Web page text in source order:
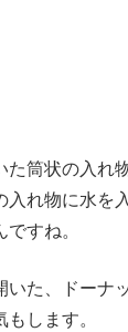
た筒状の入れ
入れ物に水を
すね。
いた、ドーナ
します。